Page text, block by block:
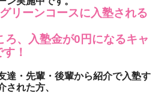
リーンコースに入塾される
、入塾金が0円になるキャ
！
達・先輩・後輩から紹介で入塾す
された方、